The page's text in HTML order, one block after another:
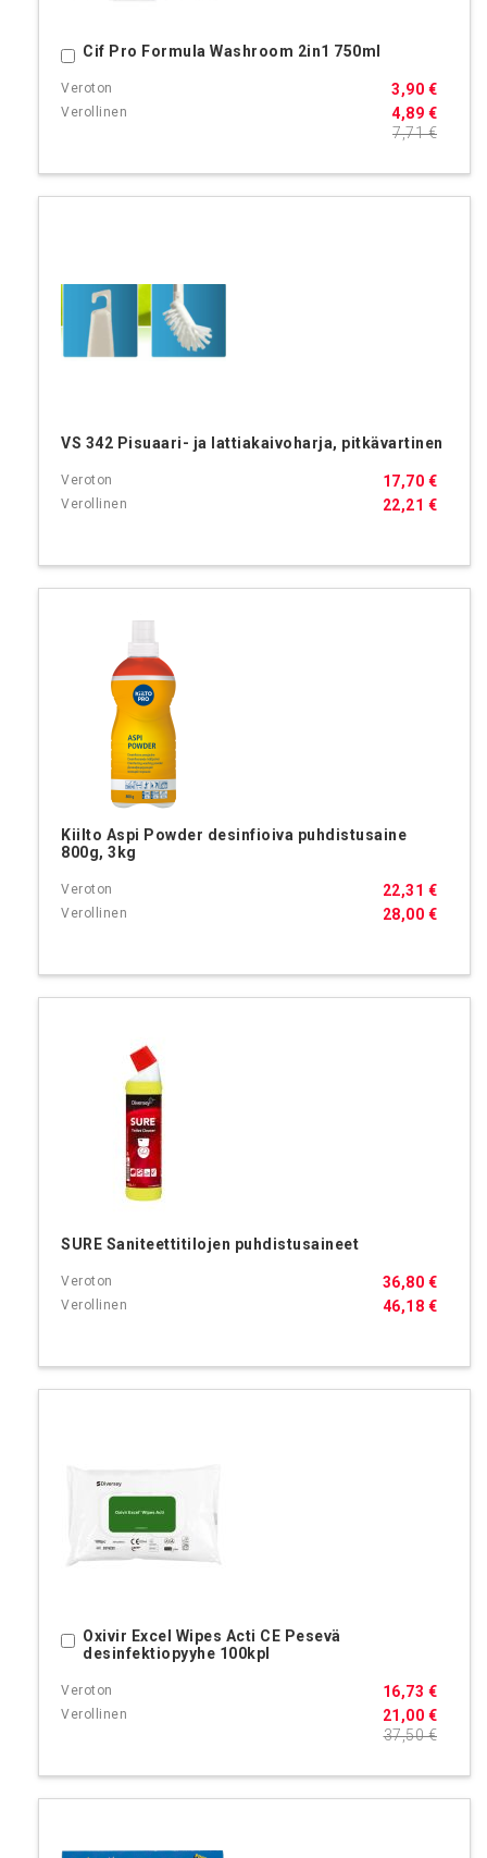
Cif Pro Formula Washroom 2in1 750ml
4,89 €
3,90 €
7,71 €
Ostoskoriin
VS 342 Pisuaari- ja lattiakaivoharja, pitkävartinen
22,21 €
17,70 €
Kiilto Aspi Powder desinfioiva puhdistusaine
800g, 3kg
28,00 €
22,31 €
SURE Saniteettitilojen puhdistusaineet
46,18 €
36,80 €
Oxivir Excel Wipes Acti CE Pesevä
desinfektiopyyhe 100kpl
21,00 €
16,73 €
37,50 €
Ostoskoriin